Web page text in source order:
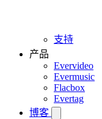
支持
产品
Evervideo
Evermusic
Flacbox
Evertag
博客